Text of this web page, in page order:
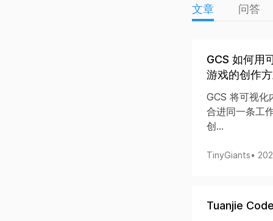
文章 问答
GCS 如何用
游戏的创作
GCS 将可视
合进同一条工
创...
TinyGiants•
Tuanjie